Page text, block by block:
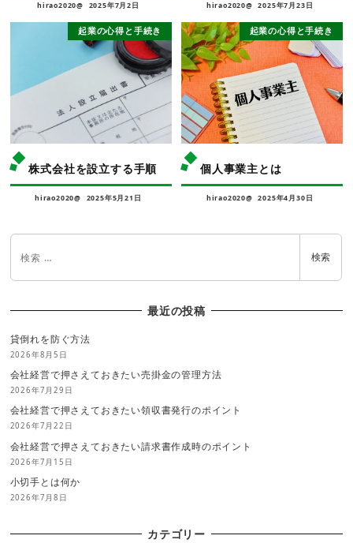
hirao2020@ 2025年7月2日 hirao2020@ 2025年7月23日
起業の心得と手続き
株式会社を設立する手順
hirao2020@ 2025年5月21日
起業の心得と手続き
個人事業主とは
hirao2020@ 2025年4月30日
検索
最近の投稿
貸倒れを防ぐ方法
2026年8月5日
会社経営で押さえておきたい売掛金の管理方法
2026年7月29日
会社経営で押さえておきたい領収書発行のポイント
2026年7月22日
会社経営で押さえておきたい請求書作成時のポイント
2026年7月15日
小切手とは何か
2026年7月8日
カテゴリー